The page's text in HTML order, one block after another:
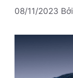
08/11/2023 Bởi